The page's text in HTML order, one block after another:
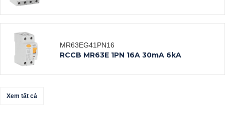
Datasheet MR63EG41PN16
RCCB MR63E 1PN 16A 30mA 6kA
Xem tất cả